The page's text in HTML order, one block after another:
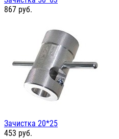
867 руб.
Зачистка 20*25
453 руб.